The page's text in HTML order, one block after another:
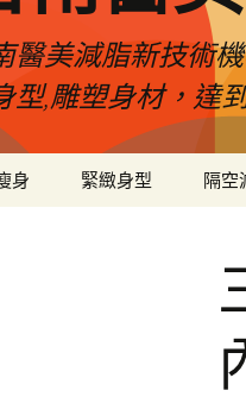
醫美減脂新技術
型,雕塑身材，達
身 緊緻身型 隔空